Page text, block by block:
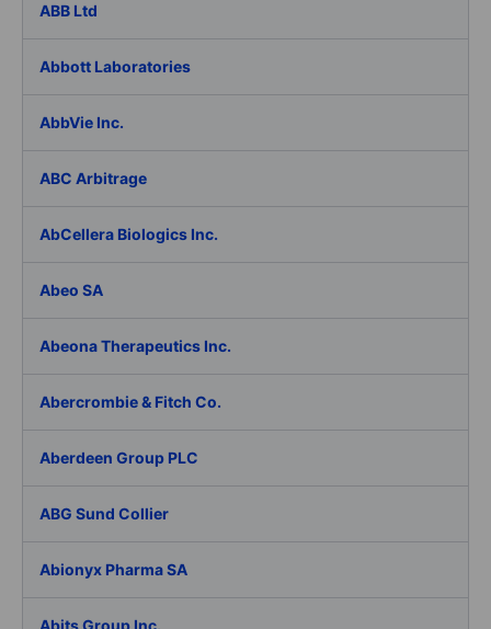
ABB Ltd
Abbott Laboratories
AbbVie Inc.
ABC Arbitrage
AbCellera Biologics Inc.
Abeo SA
Abeona Therapeutics Inc.
Abercrombie & Fitch Co.
Aberdeen Group PLC
ABG Sund Collier
Abionyx Pharma SA
Abits Group Inc.